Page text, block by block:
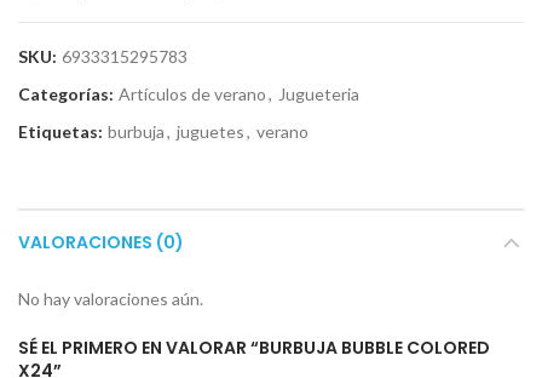
SKU: 6933315295783
Categorías: Artículos de verano, Jugueteria
Etiquetas: burbuja, juguetes, verano
VALORACIONES (0)
No hay valoraciones aún.
SÉ EL PRIMERO EN VALORAR “BURBUJA BUBBLE COLORED
X24”